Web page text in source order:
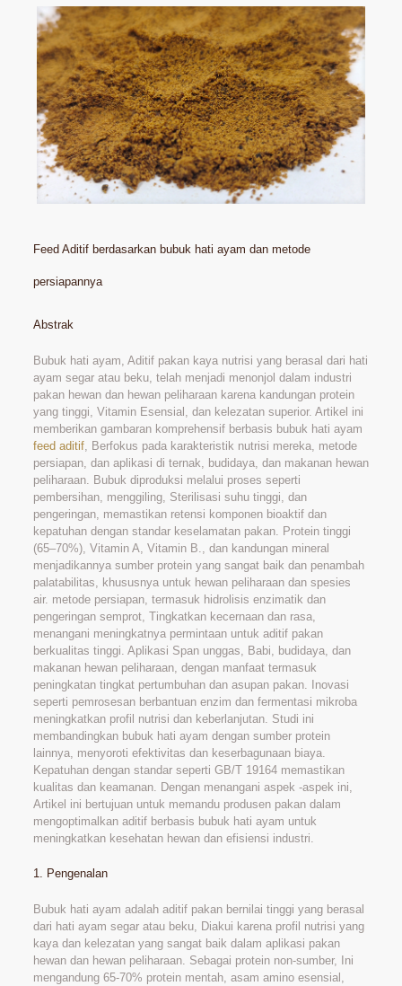
Feed Aditif berdasarkan bubuk hati ayam dan metode
persiapannya
Abstrak
Bubuk hati ayam, Aditif pakan kaya nutrisi yang berasal dari hati
ayam segar atau beku, telah menjadi menonjol dalam industri
pakan hewan dan hewan peliharaan karena kandungan protein
yang tinggi, Vitamin Esensial, dan kelezatan superior. Artikel ini
memberikan gambaran komprehensif berbasis bubuk hati ayam
feed aditif, Berfokus pada karakteristik nutrisi mereka, metode
persiapan, dan aplikasi di ternak, budidaya, dan makanan hewan
peliharaan. Bubuk diproduksi melalui proses seperti
pembersihan, menggiling, Sterilisasi suhu tinggi, dan
pengeringan, memastikan retensi komponen bioaktif dan
kepatuhan dengan standar keselamatan pakan. Protein tinggi
(65–70%), Vitamin A, Vitamin B., dan kandungan mineral
menjadikannya sumber protein yang sangat baik dan penambah
palatabilitas, khususnya untuk hewan peliharaan dan spesies
air. metode persiapan, termasuk hidrolisis enzimatik dan
pengeringan semprot, Tingkatkan kecernaan dan rasa,
menangani meningkatnya permintaan untuk aditif pakan
berkualitas tinggi. Aplikasi Span unggas, Babi, budidaya, dan
makanan hewan peliharaan, dengan manfaat termasuk
peningkatan tingkat pertumbuhan dan asupan pakan. Inovasi
seperti pemrosesan berbantuan enzim dan fermentasi mikroba
meningkatkan profil nutrisi dan keberlanjutan. Studi ini
membandingkan bubuk hati ayam dengan sumber protein
lainnya, menyoroti efektivitas dan keserbagunaan biaya.
Kepatuhan dengan standar seperti GB/T 19164 memastikan
kualitas dan keamanan. Dengan menangani aspek -aspek ini,
Artikel ini bertujuan untuk memandu produsen pakan dalam
mengoptimalkan aditif berbasis bubuk hati ayam untuk
meningkatkan kesehatan hewan dan efisiensi industri.
1. Pengenalan
Bubuk hati ayam adalah aditif pakan bernilai tinggi yang berasal
dari hati ayam segar atau beku, Diakui karena profil nutrisi yang
kaya dan kelezatan yang sangat baik dalam aplikasi pakan
hewan dan hewan peliharaan. Sebagai protein non-sumber, Ini
mengandung 65-70% protein mentah, asam amino esensial,